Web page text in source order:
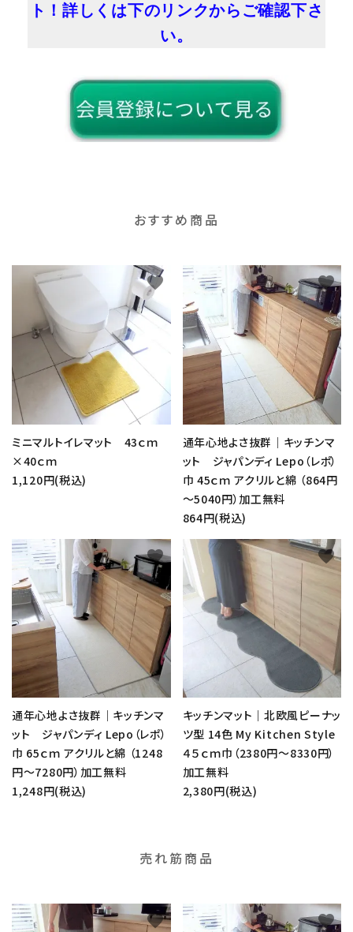
ト！詳しくは下のリンクからご確認下さ
い。
おすすめ商品
ミニマルトイレマット 43ｃｍ
×40ｃｍ
1,120円(税込)
favorite
通年心地よさ抜群｜キッチンマ
ット ジャパンディ Lepo（レポ）
巾 45ｃｍ アクリルと綿 （864円
～5040円）加工無料
864円(税込)
favorite
通年心地よさ抜群｜キッチンマ
ット ジャパンディ Lepo（レポ）
巾 65ｃｍ アクリルと綿 （1248
円～7280円）加工無料
1,248円(税込)
favorite
キッチンマット｜北欧風ピーナッ
ツ型 14色 My Kitchen Style
４５ｃｍ巾（2380円～8330円）
加工無料
2,380円(税込)
favorite
売れ筋商品
favorite favorite